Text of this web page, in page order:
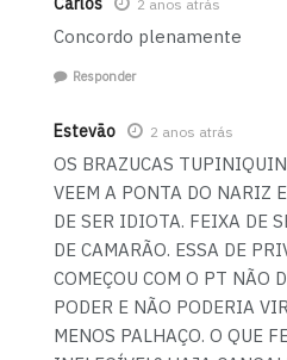
2 anos atrás
Concordo plenamente
Responder
Estevão 2 anos atrás
OS BRAZUCAS
VEEM A PONTA DO NARIZ
DE SER IDIOTA. FEIXA DE
DE CAMARÃO. ESSA DE
COMEÇOU COM O PT NÃO
PODER E NÃO PODERIA
MENOS PALHAÇO. O QUE